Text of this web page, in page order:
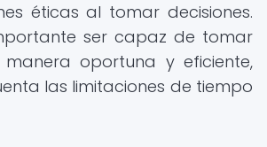
éticas al tomar decisiones.
ser capaz de tomar
manera oportuna y eficiente,
las limitaciones de tiempo